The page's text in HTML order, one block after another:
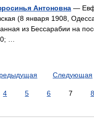
Антоновна —
(8 января 1908,
из Бессарабии на
…
Следующая
4 5 6 7 8